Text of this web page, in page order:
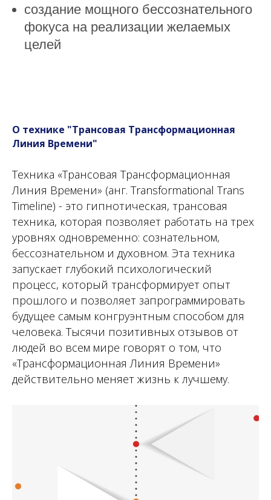
создание мощного бессознательного
фокуса на реализации желаемых
целей
О технике "Трансовая Трансформационная
Линия Времени"
Техника «Трансовая Трансформационная
Линия Времени» (анг. Transformational Trans
Timeline) - это гипнотическая, трансовая
техника, которая позволяет работать на трех
уровнях одновременно: сознательном,
бессознательном и духовном. Эта техника
запускает глубокий психологический
процесс, который трансформирует опыт
прошлого и позволяет запрограммировать
будущее самым конгруэнтным способом для
человека. Тысячи позитивных отзывов от
людей во всем мире говорят о том, что
«Трансформационная Линия Времени»
действительно меняет жизнь к лучшему.